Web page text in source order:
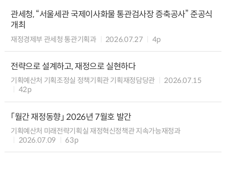
관세청, “서울세관 국제이사화물 통관검사장 증축공사” 준공식
개최
재정경제부 관세청 통관기획과 2026.07.27 4p
전략으로 설계하고, 재정으로 실현하다
기획예산처 기획조정실 정책기획관 기획재정담당관
2026.07.15
42p
「월간 재정동향」 2026년 7월호 발간
기획예산처 미래전략기획실 재정혁신정책관 지속가능재정과
2026.07.09
63p